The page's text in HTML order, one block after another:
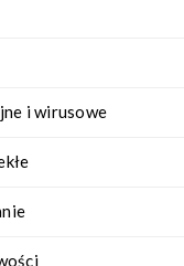
i wirusowe